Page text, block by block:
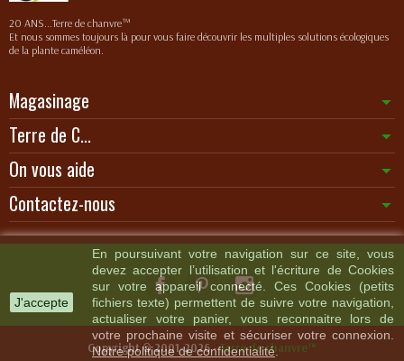
20 ANS...Terre de chanvre™
Et nous sommes toujours là pour vous faire découvrir les multiples solutions écologiques
de la plante caméléon.
Magasinage
Terre de C...
On vous aide
Contactez-nous
J'accepte
En poursuivant votre navigation sur ce site, vous
devez accepter l’utilisation et l'écriture de Cookies
sur votre appareil connecté. Ces Cookies (petits
fichiers texte) permettent de suivre votre navigation,
actualiser votre panier, vous reconnaitre lors de
votre prochaine visite et sécuriser votre connexion.
Notre politique de confidentialité.
Copyright © 2001-2026 -Terre de chanvre™